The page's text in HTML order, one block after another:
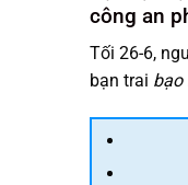
công an
Tối 26-6,
bạn trai bạo